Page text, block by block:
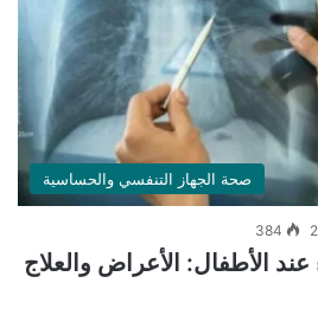
صحة الجهاز التنفسي والحساسية
384
عند الأطفال: الأعراض والعلاج